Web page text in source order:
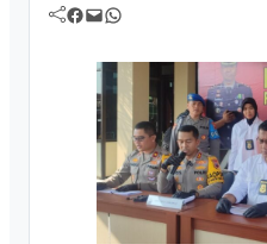
Facebook Mail WhatsApp